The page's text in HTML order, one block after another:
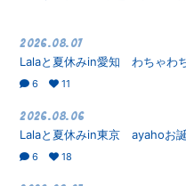
VIDEO
Lala BLOG
2026.08.07
Lalaと夏休みin愛知 わちゃわ
6 11
2026.08.06
Lalaと夏休みin東京 ayahoお
6 18